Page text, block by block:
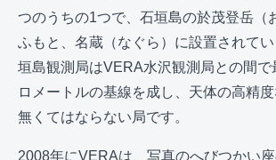
つのうちの1つで、石垣島の於茂登岳（
ふもと、名蔵（なぐら）に設置されて
垣島観測局はVERA水沢観測局との間で
ロメートルの基線を成し、天体の高精
無くてはならない局です。
2008年にVERAは、写真のへびつかい